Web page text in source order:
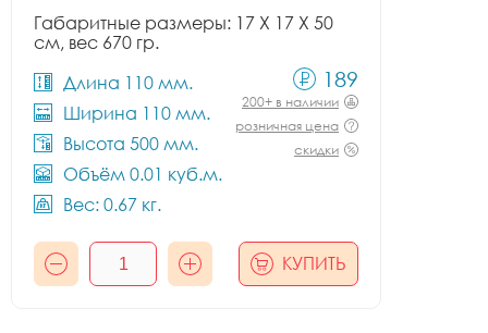
Габаритные размеры: 17 X 17 X 50
см, вес 670 гр.
Длина 110 мм.
Ширина 110 мм.
Высота 500 мм.
Объём 0.01 куб.м.
Вес: 0.67 кг.
189
200+ в наличии
розничная цена
скидки
КУПИТЬ